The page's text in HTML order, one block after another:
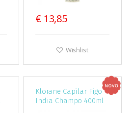
€ 13,85
Wishlist
Klorane Capilar Figo
India Champo 400ml